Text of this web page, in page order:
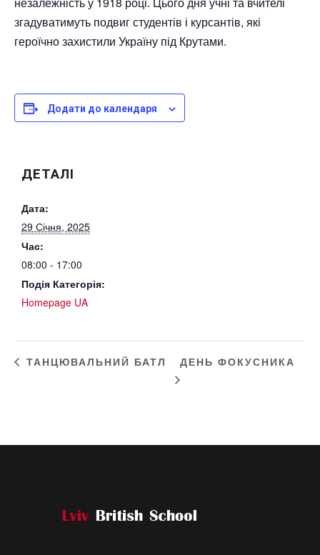
згадуватимуть подвиг студентів і курсантів, які
героїчно захистили Україну під Крутами.
Додати до календаря
ДЕТАЛІ
Дата:
29 Січня, 2025
Час:
08:00 - 17:00
Подія Категорія:
Homepage UA
ТАНЦЮВАЛЬНИЙ БАТЛ ДЕНЬ ФОКУСНИКА